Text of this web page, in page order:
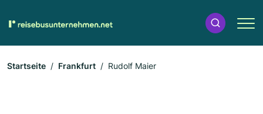
Startseite Frankfurt Rudolf Maier